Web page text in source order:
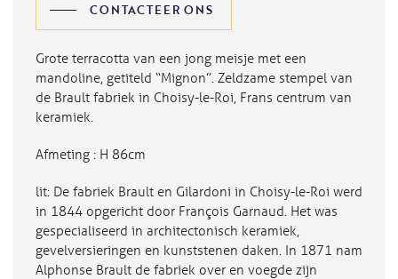
CONTACTEER ONS
Grote terracotta van een jong meisje met een
mandoline, getiteld “Mignon”. Zeldzame stempel van
de Brault fabriek in Choisy-le-Roi, Frans centrum van
keramiek.
Afmeting : H 86cm
lit: De fabriek Brault en Gilardoni in Choisy-le-Roi werd
in 1844 opgericht door François Garnaud. Het was
gespecialiseerd in architectonisch keramiek,
gevelversieringen en kunststenen daken. In 1871 nam
Alphonse Brault de fabriek over en voegde zijn